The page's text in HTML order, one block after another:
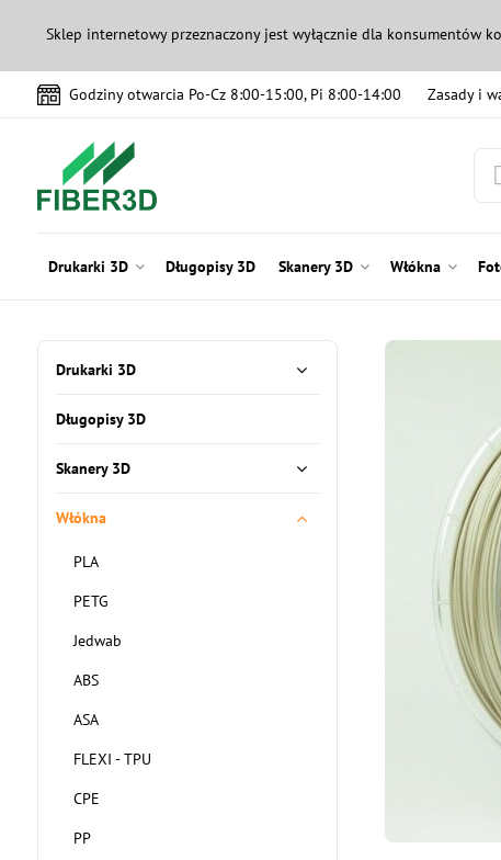
Sklep internetowy przeznaczony jest wyłącznie dla konsumentów
Godziny otwarcia Po-Cz 8:00-15:00, Pi 8:00-14:00 Zasady i
Drukarki 3D Długopisy 3D Skanery 3D Włókna
Drukarki 3D
Długopisy 3D
Skanery 3D
Włókna
PLA
PETG
Jedwab
ABS
ASA
FLEXI - TPU
CPE
PP